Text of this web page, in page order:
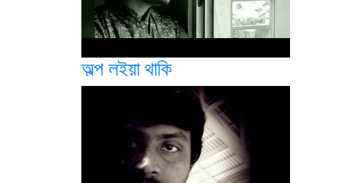
অল্প লইয়া থাকি